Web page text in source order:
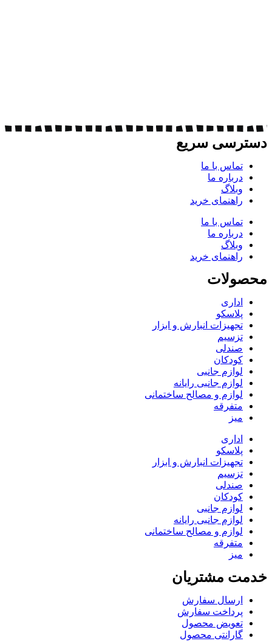
دسترسی سریع
تماس با ما
درباره ما
وبلاگ
راهنمای خرید
تماس با ما
درباره ما
وبلاگ
راهنمای خرید
محصولات
اداری
پلاسکو
تجهیزات انبارش و ابزار
تزسیم
صندلی
کودکان
لوازم جانبی
لوازم جانبی رایانه
لوازم و مصالح ساختمانی
متفرقه
میز
اداری
پلاسکو
تجهیزات انبارش و ابزار
تزسیم
صندلی
کودکان
لوازم جانبی
لوازم جانبی رایانه
لوازم و مصالح ساختمانی
متفرقه
میز
خدمت مشتریان
ارسال سفارش
پرداخت سفارش
تعویض محصول
گارانتی محصول